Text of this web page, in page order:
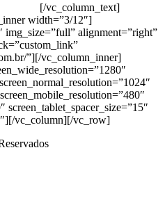
[/vc_column_text]
width=”3/12″]
img_size=”full” alignment=”right”
”][/vc_column_inner]
screen_tablet_spacer_size=”15″
vc_column][/vc_row]